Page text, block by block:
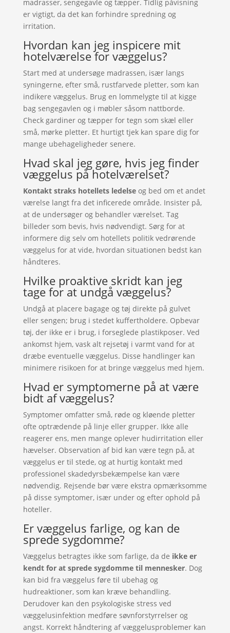
madrasser, sengegavle og tæpper. Tidlig påvisning
er vigtigt, da det kan forhindre spredning og
irritation.
Hvordan kan jeg inspicere mit
hotelværelse for væggelus?
Start med at undersøge madrassen, især langs
syningerne, efter små, rustfarvede pletter, som kan
indikere væggelus. Brug en lommelygte til at kigge
bag sengegavlen og i møbler såsom nattborde.
Check gardiner og tæpper for tegn som skæl eller
små, mørke pletter. Et hurtigt tjek kan spare dig for
mange ubehageligheder senere.
Hvad skal jeg gøre, hvis jeg finder
væggelus på hotelværelset?
Kontakt straks hotellets ledelseog bed om et andet
værelse langt fra det inficerede område. Insister på,
at de undersøger og behandler værelset. Tag
billeder som bevis, hvis nødvendigt. Sørg for at
informere dig selv om hotellets politik vedrørende
væggelus for at vide, hvordan situationen bedst kan
håndteres.
Hvilke proaktive skridt kan jeg
tage for at undgå væggelus?
Undgå at placere bagage og tøj direkte på gulvet
eller sengen; brug i stedet kuffertholdere. Opbevar
tøj, der ikke er i brug, i forseglede plastikposer. Ved
ankomst hjem, vask alt rejsetøj i varmt vand for at
dræbe eventuelle væggelus. Disse handlinger kan
minimere risikoen for at bringe væggelus med hjem.
Hvad er symptomerne på at være
bidt af væggelus?
Symptomer omfatter små, røde og kløende pletter
ofte optrædende på linje eller grupper. Ikke alle
reagerer ens, men mange oplever hudirritation eller
hævelser. Observation af bid kan være tegn på, at
væggelus er til stede, og at hurtig kontakt med
professionel skadedyrsbekæmpelse kan være
nødvendig. Rejsende bør være ekstra opmærksomme
på disse symptomer, især under og efter ophold på
hoteller.
Er væggelus farlige, og kan de
sprede sygdomme?
Væggelus betragtes ikke som farlige, da de ikke er
kendt for at sprede sygdomme til mennesker. Dog
kan bid fra væggelus føre til ubehag og
hudreaktioner, som kan kræve behandling.
Derudover kan den psykologiske stress ved
væggelusinfektion medføre søvnforstyrrelser og
angst. Korrekt håndtering af væggelusproblemer kan